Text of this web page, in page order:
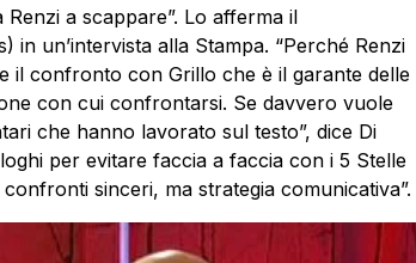
a scappare”. Lo afferma il
in un’intervista alla Stampa. “Perché Renzi
il confronto con Grillo che è il garante delle
con cui confrontarsi. Se davvero vuole
che hanno lavorato sul testo”, dice Di
per evitare faccia a faccia con i 5 Stelle
sinceri, ma strategia comunicativa”.